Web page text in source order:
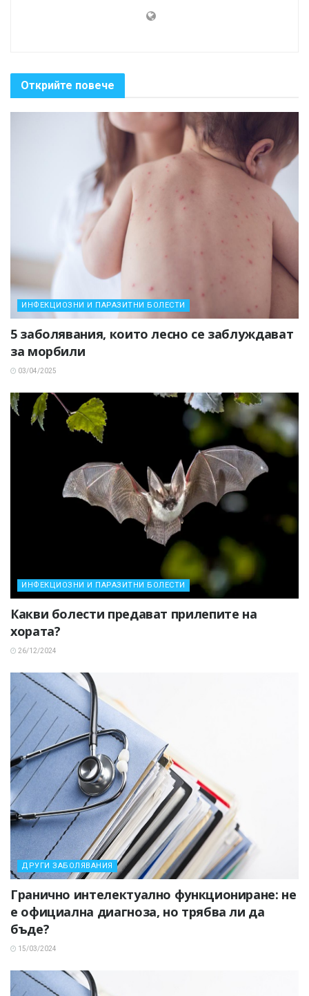
Открийте повече
ИНФЕКЦИОЗНИ И ПАРАЗИТНИ БОЛЕСТИ
5 заболявания, които лесно се заблуждават
за морбили
03/04/2025
ИНФЕКЦИОЗНИ И ПАРАЗИТНИ БОЛЕСТИ
Какви болести предават прилепите на
хората?
26/12/2024
ДРУГИ ЗАБОЛЯВАНИЯ
Гранично интелектуално функциониране: не
е официална диагноза, но трябва ли да
бъде?
15/03/2024